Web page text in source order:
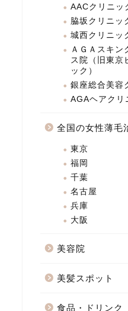
AACクリニッ
脇坂クリニッ
城西クリニッ
ＡＧＡスキン
ス院（旧東京
ック）
銀座総合美容
AGAヘアクリ
全国の女性薄毛
東京
福岡
千葉
名古屋
兵庫
大阪
美容院
美髪スポット
食品・ドリンク